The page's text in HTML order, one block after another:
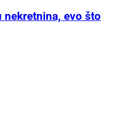
evo što